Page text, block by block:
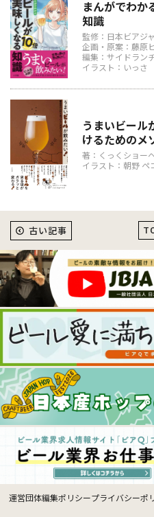
まんがでわか
知識
監修：日本ビアジ
企画・原案：藤原
編集：サイドラン
イラスト：いっさ
うまいビール
けるためのメ
著：くっくショー
イラスト：朝野 ペ
古い記事
運営団体編集ポリシープライバシーポ